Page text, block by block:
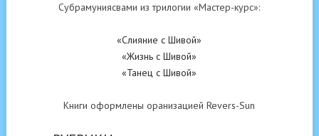
Субрамуниясвами из трилогии «Мастер-курс»:
«Слияние с Шивой»
«Жизнь с Шивой»
«Танец с Шивой»
Книги оформлены оранизацией Revers-Sun